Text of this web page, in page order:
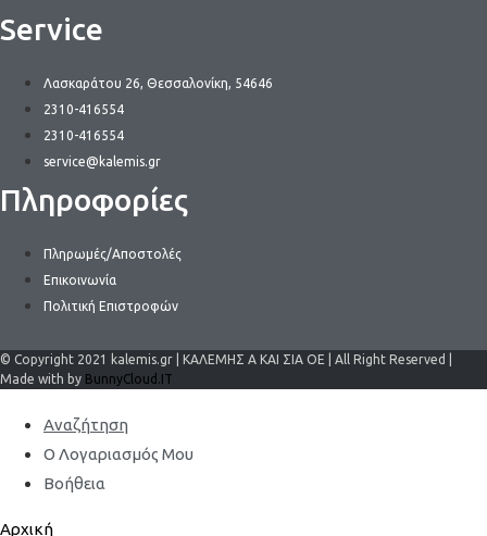
Service
Λασκαράτου 26, Θεσσαλονίκη, 54646
2310-416554
2310-416554
service@kalemis.gr
Πληροφορίες
Πληρωμές/Αποστολές
Επικοινωνία
Πολιτική Επιστροφών
© Copyright 2021 kalemis.gr | ΚΑΛΕΜΗΣ Α ΚΑΙ ΣΙΑ ΟΕ | All Right Reserved |
Made with by BunnyCloud.IT
Αναζήτηση
Ο Λογαριασμός Μου
Βοήθεια
Αρχική